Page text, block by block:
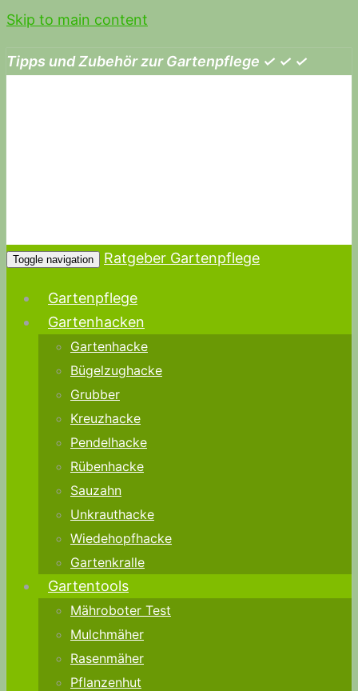
Skip to main content
Tipps und Zubehör zur Gartenpflege ✓ ✓ ✓
Toggle navigation Ratgeber Gartenpflege
Gartenpflege
Gartenhacken
Gartenhacke
Bügelzughacke
Grubber
Kreuzhacke
Pendelhacke
Rübenhacke
Sauzahn
Unkrauthacke
Wiedehopfhacke
Gartenkralle
Gartentools
Mähroboter Test
Mulchmäher
Rasenmäher
Pflanzenhut